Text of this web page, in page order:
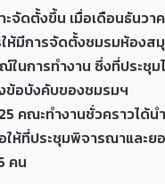
จัดตั้งขึ้น เมื่อเดือนธันว
ห้มีการจัดตั้งชมรมห้องส
ณ์ในการทำงาน ซึ่งที่ประ
ข้อบังคับของชมรมฯ
คณะทำงานชั่วคราวได้
ให้ที่ประชุมพิจารณาและ
คน